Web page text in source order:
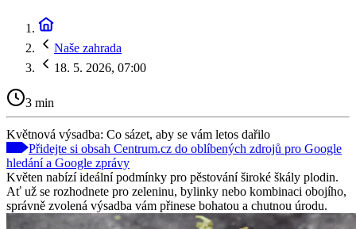
Naše zahrada
18. 5. 2026, 07:00
3 min
Květnová výsadba: Co sázet, aby se vám letos dařilo
Přidejte si obsah Centrum.cz do oblíbených zdrojů pro Google
hledání a Google zprávy
Květen nabízí ideální podmínky pro pěstování široké škály plodin.
Ať už se rozhodnete pro zeleninu, bylinky nebo kombinaci obojího,
správně zvolená výsadba vám přinese bohatou a chutnou úrodu.